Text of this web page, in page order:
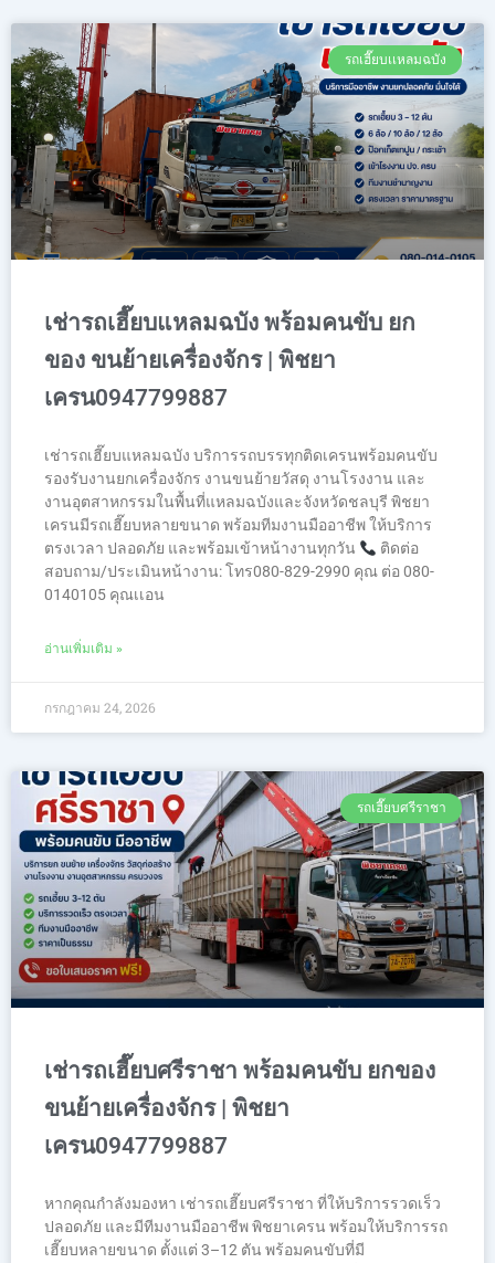
รถเฮี๊ยบเเหลมฉบัง
เช่ารถเฮี๊ยบแหลมฉบัง พร้อมคนขับ ยก
ของ ขนย้ายเครื่องจักร | พิชยา
เครน0947799887
เช่ารถเฮี๊ยบแหลมฉบัง บริการรถบรรทุกติดเครนพร้อมคนขับ
รองรับงานยกเครื่องจักร งานขนย้ายวัสดุ งานโรงงาน และ
งานอุตสาหกรรมในพื้นที่แหลมฉบังและจังหวัดชลบุรี พิชยา
เครนมีรถเฮี๊ยบหลายขนาด พร้อมทีมงานมืออาชีพ ให้บริการ
ตรงเวลา ปลอดภัย และพร้อมเข้าหน้างานทุกวัน
ติดต่อ
สอบถาม/ประเมินหน้างาน: โทร080-829-2990 คุณ ต่อ 080-
0140105 คุณเเอน
อ่านเพิ่มเติม »
กรกฎาคม 24, 2026
รถเฮี๊ยบศรีราชา
เช่ารถเฮี๊ยบศรีราชา พร้อมคนขับ ยกของ
ขนย้ายเครื่องจักร | พิชยา
เครน0947799887
หากคุณกำลังมองหา เช่ารถเฮี๊ยบศรีราชา ที่ให้บริการรวดเร็ว
ปลอดภัย และมีทีมงานมืออาชีพ พิชยาเครน พร้อมให้บริการรถ
เฮี๊ยบหลายขนาด ตั้งแต่ 3–12 ตัน พร้อมคนขับที่มี